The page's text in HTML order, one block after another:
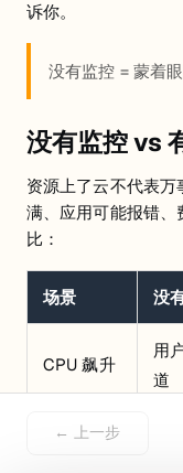
诉你。
没有监控 = 蒙着
没有监控 vs
资源上了云不代表
满、应用可能报错、
比：
场景 没
CPU 飙升
用
道
磁盘快满
← 上一步